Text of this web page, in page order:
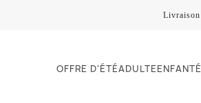
Livraison
OFFRE D'ÉTÉADULTEENFANT